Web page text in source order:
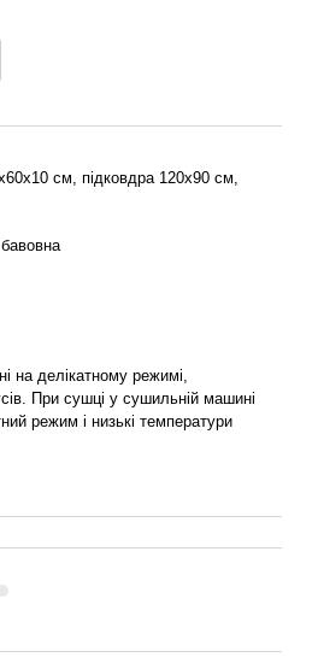
см, підковдра 120х90 см,
на делікатному режимі,
При сушці у сушильній машині
режим і низькі температури